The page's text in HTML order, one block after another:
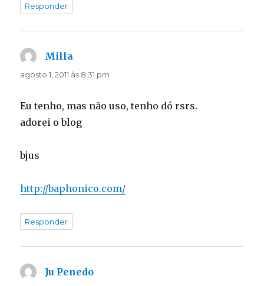
Responder
Milla
agosto 1, 2011 às 8:31 pm
Eu tenho, mas não uso, tenho dó rsrs.
adorei o blog
bjus
http://baphonico.com/
Responder
Ju Penedo